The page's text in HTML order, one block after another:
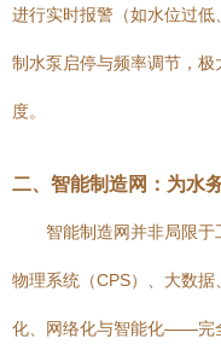
进行实时报警（如水位过
制水泵启停与频率调节，
度。
二、智能制造网：为水
智能制造网并非局限
物理系统（CPS）、大数
化、网络化与智能化——完